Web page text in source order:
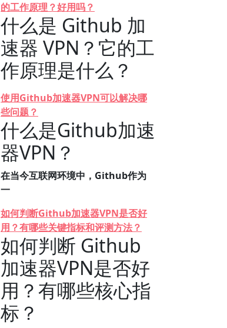
的工作原理？好用吗？
什么是 Github 加
速器 VPN？它的工
作原理是什么？
使用Github加速器VPN可以解决哪
些问题？
什么是Github加速
器VPN？
在当今互联网环境中，Github作为
一
如何判断Github加速器VPN是否好
用？有哪些关键指标和评测方法？
如何判断 Github
加速器VPN是否好
用？有哪些核心指
标？